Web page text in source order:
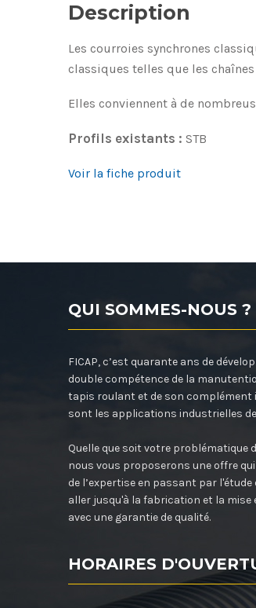
Description
Les courroies synchrones
classiques telles que les
Elles conviennent à de
Profils existants : STB
Voir la fiche produit
QUI SOMMES-NOUS ?
FICAP, c’est quarante ans de
double compétence de la
tapis roulant et de son complément
sont les applications industrielles
Quelle que soit votre problématique
nous vous proposerons une offre
de l’expertise en passant par
aller jusqu'à la fabrication et la mise
avec une garantie de qualité.
HORAIRES